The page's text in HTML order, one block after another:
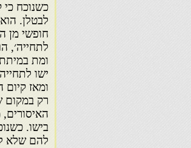
כשנוכח
לבטלן.
חופשי מן
לתחייה׳,
ומת
ישו
ומאז
רק במקום
בישו.
להם שלא